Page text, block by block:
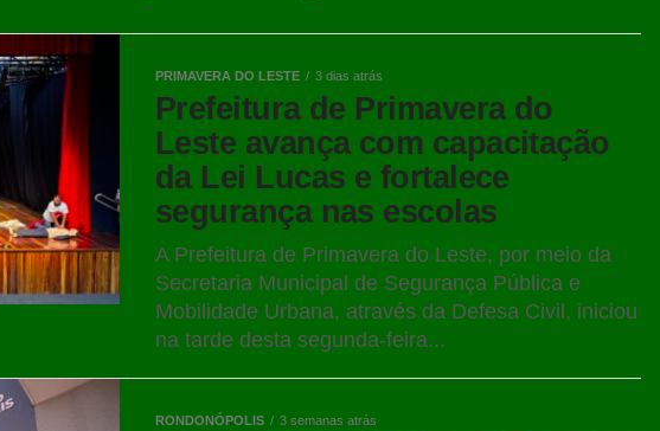
PRIMAVERA DO LESTE 3 dias atrás
Prefeitura de Primavera do
Leste avança com capacitação
da Lei Lucas e fortalece
segurança nas escolas
A Prefeitura de Primavera do Leste, por meio da
Secretaria Municipal de Segurança Pública e
Mobilidade Urbana, através da Defesa Civil, iniciou
na tarde desta segunda-feira...
RONDONÓPOLIS 3 semanas atrás